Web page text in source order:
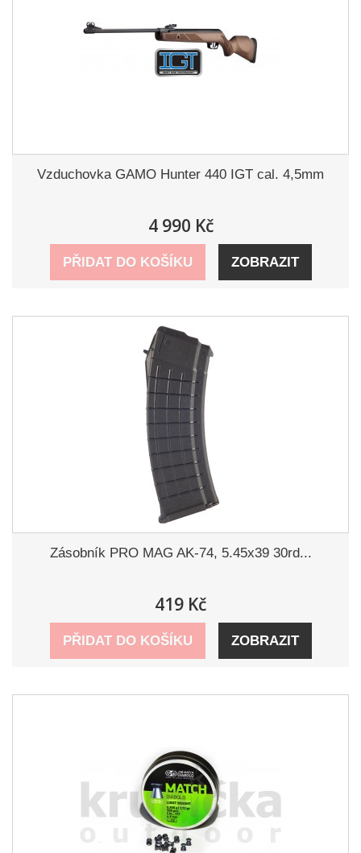
Vzduchovka GAMO Hunter 440 IGT cal. 4,5mm
4 990 Kč
PŘIDAT DO KOŠÍKU ZOBRAZIT
Zásobník PRO MAG AK-74, 5.45x39 30rd...
419 Kč
PŘIDAT DO KOŠÍKU ZOBRAZIT